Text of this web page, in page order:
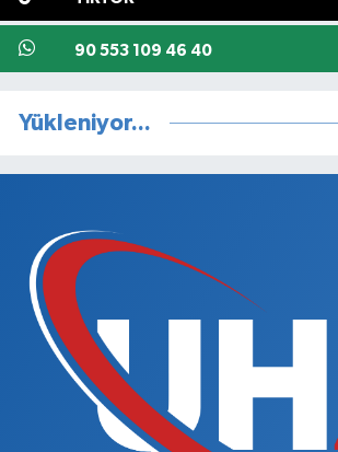
90 553 109 46 40
Yükleniyor...